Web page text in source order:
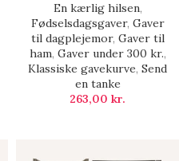
En kærlig hilsen,
Fødselsdagsgaver, Gaver
til dagplejemor, Gaver til
ham, Gaver under 300 kr.,
Klassiske gavekurve, Send
en tanke
263,00 kr.